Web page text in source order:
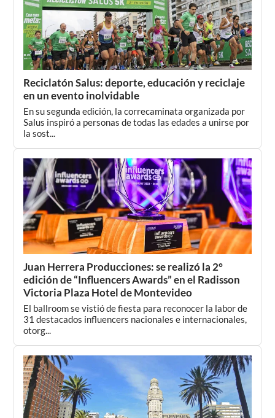
Reciclatón Salus: deporte, educación y reciclaje
en un evento inolvidable
En su segunda edición, la correcaminata organizada por
Salus inspiró a personas de todas las edades a unirse por
la sost...
Juan Herrera Producciones: se realizó la 2°
edición de “Influencers Awards” en el Radisson
Victoria Plaza Hotel de Montevideo
El ballroom se vistió de fiesta para reconocer la labor de
31 destacados influencers nacionales e internacionales,
otorg...